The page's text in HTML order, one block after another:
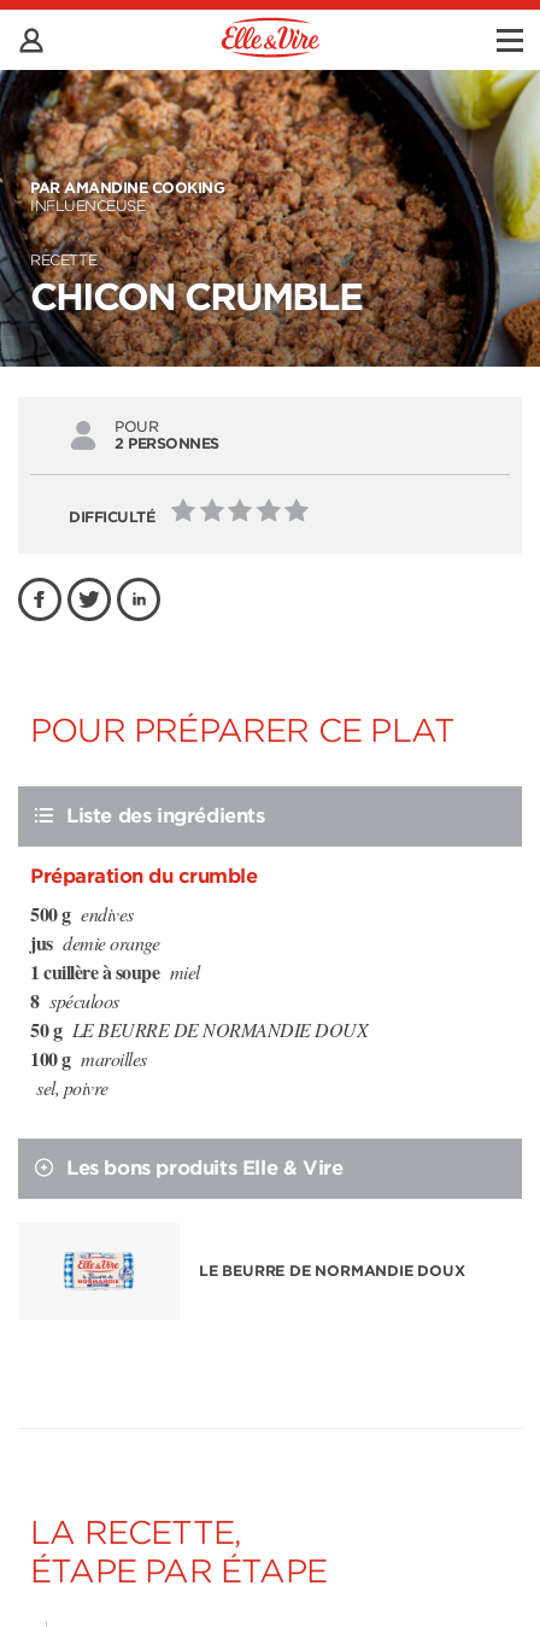
PAR AMANDINE COOKING
INFLUENCEUSE
RECETTE
CHICON CRUMBLE
POUR
2 PERSONNES
DIFFICULTÉ
POUR PRÉPARER CE PLAT
Liste des ingrédients
Préparation du crumble
500 g endives
jus demie orange
1 cuillère à soupe miel
8 spéculoos
50 g LE BEURRE DE NORMANDIE DOUX
100 g maroilles
sel, poivre
Les bons produits Elle & Vire
LE BEURRE DE NORMANDIE DOUX
LA RECETTE,
ÉTAPE PAR ÉTAPE